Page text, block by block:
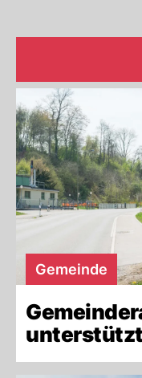
Gemeinde